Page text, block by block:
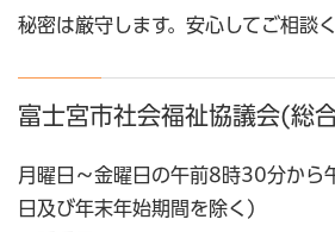
秘密は厳守します。安心してご相談
富士宮市社会福祉協議会(総
月曜日～金曜日の午前8時30分から
日及び年末年始期間を除く)